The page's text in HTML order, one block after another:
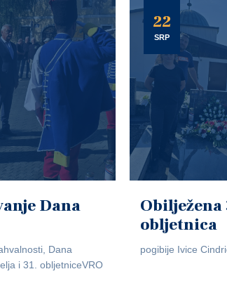
Dana
Dana
i 31. obljetniceVRO
22
SRP
Obilježena
obljetnica
pogibije Ivice